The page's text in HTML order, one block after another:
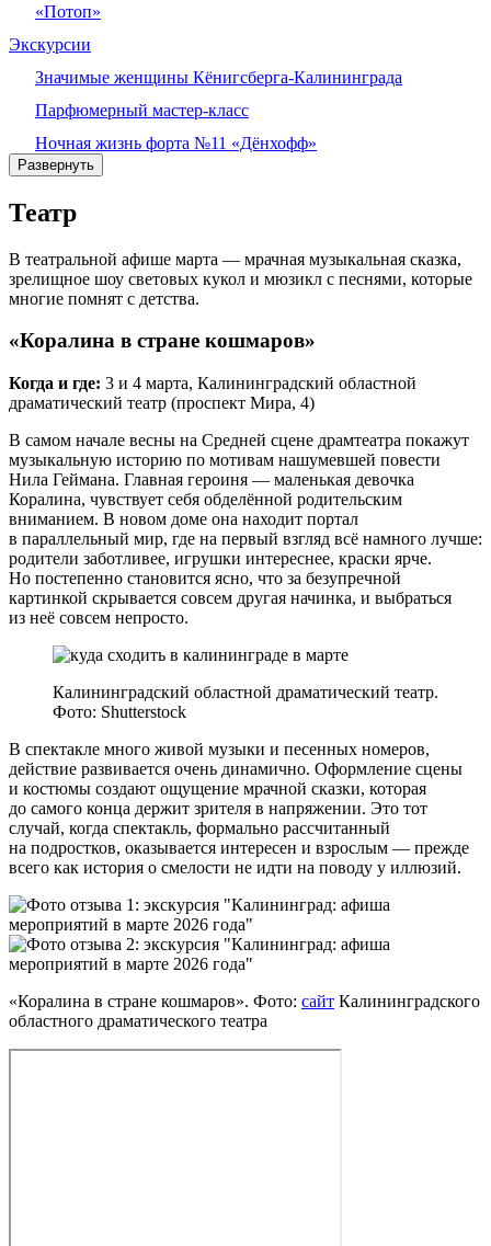
«Потоп»
Экскурсии
Значимые женщины Кёнигсберга-Калининграда
Парфюмерный мастер‑класс
Ночная жизнь форта №11 «Дёнхофф»
Развернуть
Театр
В театральной афише марта — мрачная музыкальная сказка,
зрелищное шоу световых кукол и мюзикл с песнями, которые
многие помнят с детства.
«Коралина в стране кошмаров»
Когда и где: 3 и 4 марта, Калининградский областной
драматический театр (проспект Мира, 4)
В самом начале весны на Средней сцене драмтеатра покажут
музыкальную историю по мотивам нашумевшей повести
Нила Геймана. Главная героиня — маленькая девочка
Коралина, чувствует себя обделённой родительским
вниманием. В новом доме она находит портал
в параллельный мир, где на первый взгляд всё намного лучше:
родители заботливее, игрушки интереснее, краски ярче.
Но постепенно становится ясно, что за безупречной
картинкой скрывается совсем другая начинка, и выбраться
из неё совсем непросто.
Калининградский областной драматический театр.
Фото: Shutterstock
В спектакле много живой музыки и песенных номеров,
действие развивается очень динамично. Оформление сцены
и костюмы создают ощущение мрачной сказки, которая
до самого конца держит зрителя в напряжении. Это тот
случай, когда спектакль, формально рассчитанный
на подростков, оказывается интересен и взрослым — прежде
всего как история о смелости не идти на поводу у иллюзий.
«Коралина в стране кошмаров». Фото: сайт Калининградского
областного драматического театра